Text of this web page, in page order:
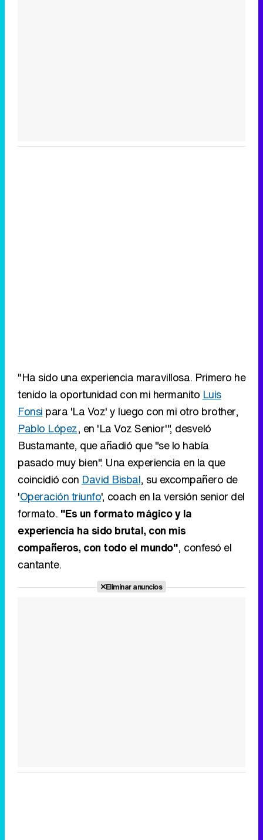
"Ha sido una experiencia maravillosa. Primero he
tenido la oportunidad con mi hermanito Luis
Fonsi para 'La Voz' y luego con mi otro brother,
Pablo López, en 'La Voz Senior'", desveló
Bustamante, que añadió que "se lo había
pasado muy bien". Una experiencia en la que
coincidió con David Bisbal, su excompañero de
'Operación triunfo', coach en la versión senior del
formato. "Es un formato mágico y la
experiencia ha sido brutal, con mis
compañeros, con todo el mundo", confesó el
cantante.
Eliminar anuncios